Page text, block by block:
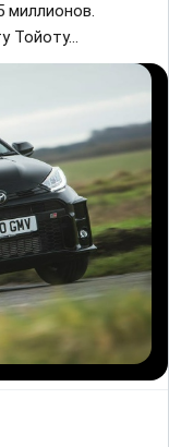
миллионов.
Тойоту...